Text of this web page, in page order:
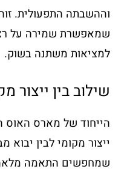
וההשבתה התפעולית.
שמאפשרת שמירה על
למציאות משתנה בשוק.
שילוב בין ייצור
הייחוד של מארס האוס
ייצור מקומי לבין יבוא
שמחפשים התאמה מלאה